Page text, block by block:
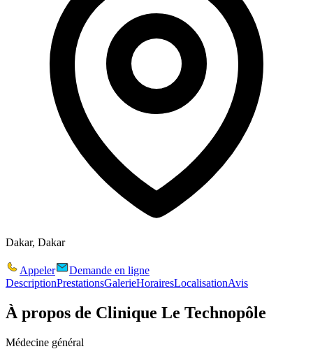
Dakar, Dakar
Appeler
Demande en ligne
DescriptionPrestationsGalerieHorairesLocalisationAvis
À propos de Clinique Le Technopôle
Médecine général